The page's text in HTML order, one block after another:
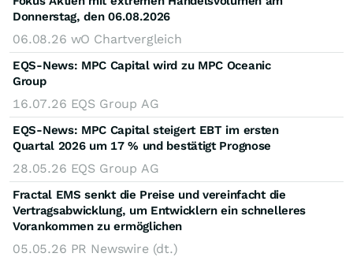
Donnerstag, den 06.08.2026
06.08.26 wO Chartvergleich
EQS-News: MPC Capital wird zu MPC Oceanic
Group
16.07.26 EQS Group AG
EQS-News: MPC Capital steigert EBT im ersten
Quartal 2026 um 17 % und bestätigt Prognose
28.05.26 EQS Group AG
Fractal EMS senkt die Preise und vereinfacht die
Vertragsabwicklung, um Entwicklern ein schnelleres
Vorankommen zu ermöglichen
05.05.26 PR Newswire (dt.)